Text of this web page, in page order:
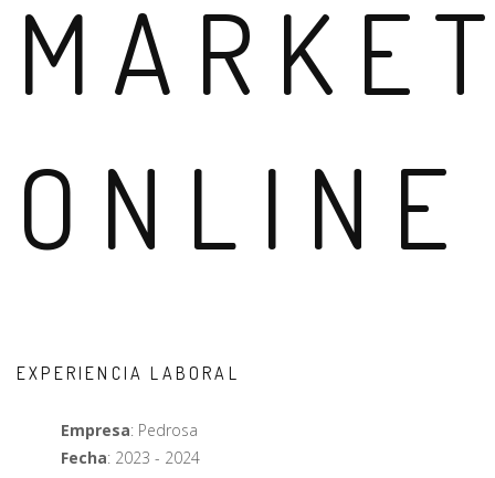
ONLINE
EXPERIENCIA LABORAL
Empresa: Pedrosa
Fecha: 2023 - 2024